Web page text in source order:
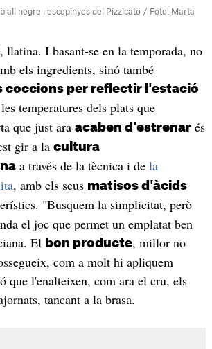
all negre i escopinyes del Pizzicato / Foto: Marta
llatina. I basant-se en la temporada, no
els ingredients, sinó també
coccions per reflectir l'estació
temperatures dels plats que
que just ara acaben d'estrenarés
gir a la cultura
a través de la tècnica i de la
, amb els seus matisos d'àcids
"Busquem la simplicitat, però
el joc que permet un emplatat ben
El bon producte, millor no
com a molt hi apliquem
que l'enalteixen, com ara el cru, els
tancant a la brasa.